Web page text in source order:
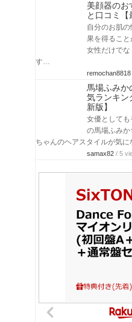
美顔器のお
と口コミ【
自分のお肌
果を得るこ
女性だけでな
す…
remochan8818
馬場ふみか
気ランキン
新版】
女優として
の馬場ふみ
ちゃんのヘアスタイルが気
samax82 / 5